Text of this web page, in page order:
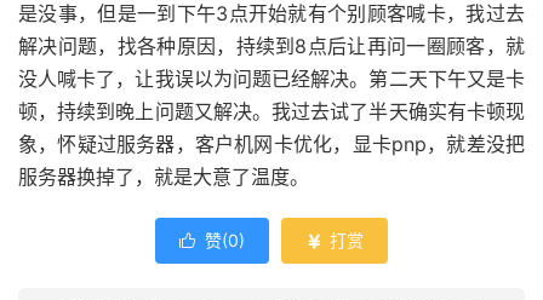
是没事，但是一到下午3点开始就有个别顾客喊卡，我过去
解决问题，找各种原因，持续到8点后让再问一圈顾客，就
没人喊卡了，让我误以为问题已经解决。第二天下午又是卡
顿，持续到晚上问题又解决。我过去试了半天确实有卡顿现
象，怀疑过服务器，客户机网卡优化，显卡pnp，就差没把
服务器换掉了，就是大意了温度。
 赞(0)  打赏